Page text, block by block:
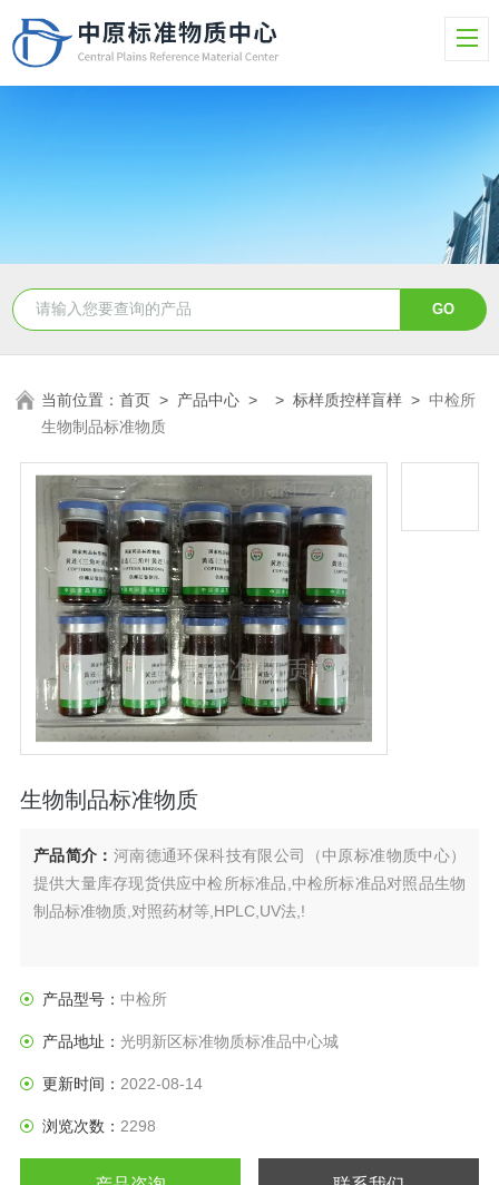
当前位置：首页 > 产品中心 > >标样质控样盲样 >中检所
生物制品标准物质
生物制品标准物质
产品简介： 河南德通环保科技有限公司（中原标准物质中心）
提供大量库存现货供应中检所标准品,中检所标准品对照品生物
制品标准物质,对照药材等,HPLC,UV法,!
产品型号： 中检所
产品地址： 光明新区标准物质标准品中心城
更新时间： 2022-08-14
浏览次数： 2298